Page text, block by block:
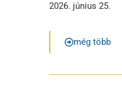
2026. június 25.
még több